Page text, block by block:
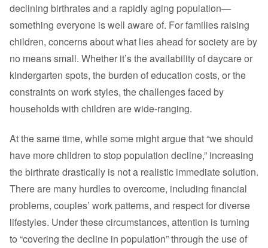
declining birthrates and a rapidly aging population—
something everyone is well aware of. For families raising
children, concerns about what lies ahead for society are by
no means small. Whether it’s the availability of daycare or
kindergarten spots, the burden of education costs, or the
constraints on work styles, the challenges faced by
households with children are wide-ranging.
At the same time, while some might argue that “we should
have more children to stop population decline,” increasing
the birthrate drastically is not a realistic immediate solution.
There are many hurdles to overcome, including financial
problems, couples’ work patterns, and respect for diverse
lifestyles. Under these circumstances, attention is turning
to “covering the decline in population” through the use of